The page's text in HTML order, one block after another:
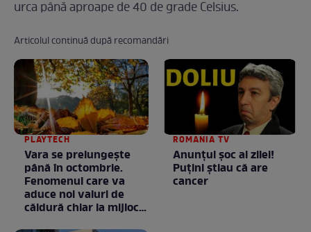
urca până aproape de 40 de grade Celsius.
Articolul continuă după recomandări
PLAYTECH
Vara se prelungeşte
până în octombrie.
Fenomenul care va
aduce noi valuri de
căldură chiar la mijlocul
ROMANIA TV
Anunţul şoc al zilei!
Puţini ştiau că are
cancer